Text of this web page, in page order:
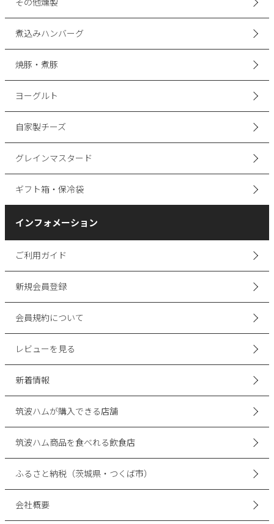
煮込みハンバーグ
焼豚・煮豚
ヨーグルト
自家製チーズ
グレインマスタード
ギフト箱・保冷袋
インフォメーション
ご利用ガイド
新規会員登録
会員規約について
レビューを見る
新着情報
筑波ハムが購入できる店舗
筑波ハム商品を食べれる飲食店
ふるさと納税（茨城県・つくば市）
会社概要